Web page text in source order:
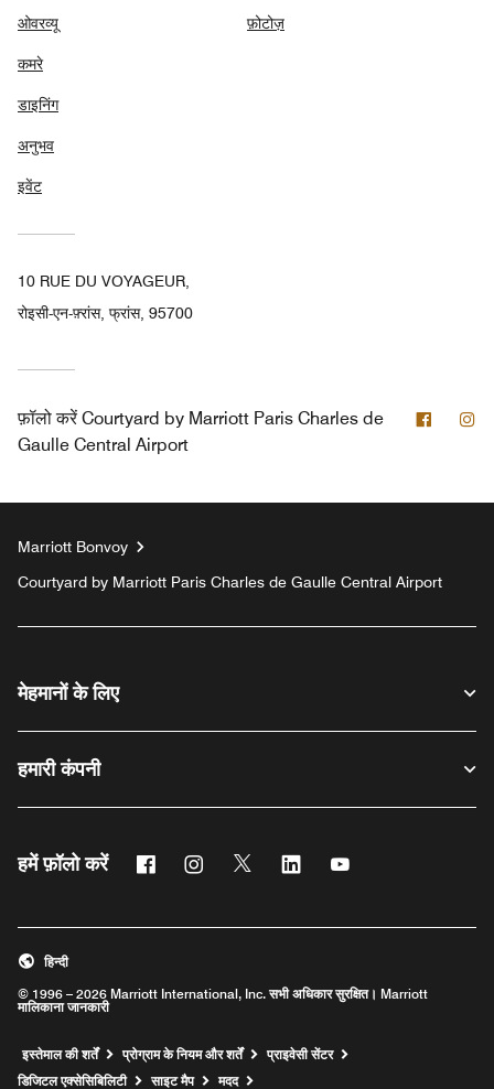
ओवरव्यू
कमरे
डाइनिंग
अनुभव
इवेंट
फ़ोटोज़
10 RUE DU VOYAGEUR,
रोइसी-एन-फ़्रांस, फ्रांस, 95700
फ़ॉलो करें Courtyard by Marriott Paris Charles de
Gaulle Central Airport
फेसबुक
Marriott Bonvoy
Courtyard by Marriott Paris Charles de Gaulle Central Airport
मेहमानों के लिए
हमारी कंपनी
हमें फ़ॉलो करें फेसबुक इंस्टाग्राम ट्विटर लिंक्डिन
© 1996 – 2026 Marriott International, Inc. सभी अधिकार सुरक्षित। Marriott
मालिकाना जानकारी
हिन्दी
इस्तेमाल की शर्तें प्रोग्राम के नियम और शर्तें
प्राइवेसी सेंटर
डिजिटल एक्सेसिबिलिटी
साइट मैप मदद